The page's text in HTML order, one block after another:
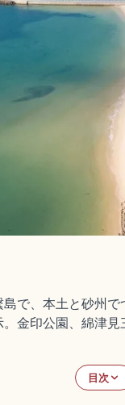
で、本土と砂州
金印公園、綿津
目次